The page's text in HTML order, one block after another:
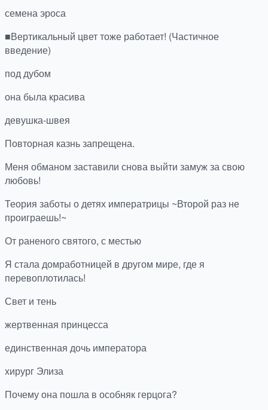
семена эроса
■Вертикальный цвет тоже работает! (Частичное
введение)
под дубом
она была красива
девушка-швея
Повторная казнь запрещена.
Меня обманом заставили снова выйти замуж за свою
любовь!
Теория заботы о детях императрицы ~Второй раз не
проиграешь!~
От раненого святого, с местью
Я стала домработницей в другом мире, где я
перевоплотилась!
Свет и тень
жертвенная принцесса
единственная дочь императора
хирург Элиза
Почему она пошла в особняк герцога?